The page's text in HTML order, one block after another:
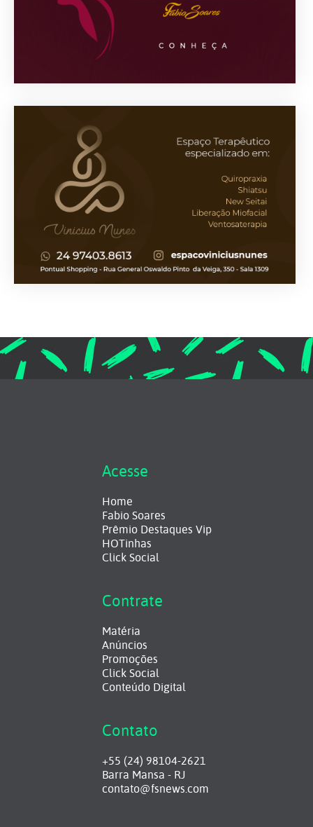
Acesse
Home
Fabio Soares
Prêmio Destaques Vip
HOTinhas
Click Social
Contrate
Matéria
Anúncios
Promoções
Click Social
Conteúdo Digital
Contato
+55 (24) 98104-2621
Barra Mansa - RJ
contato@fsnews.com